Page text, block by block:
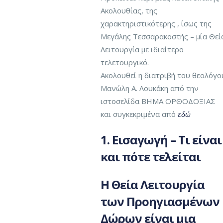
Ακολουθίας, της
χαρακτηριστικότερης , ίσως της
Μεγάλης Τεσσαρακοστής – μία
Λειτουργία με ιδιαίτερο
τελετουργικό.
Ακολουθεί η διατριβή του
Μανώλη Α. Λουκάκη από την
ιστοσελίδα ΒΗΜΑ ΟΡΘΟΔΟΞΙΑΣ
και συγκεκριμένα από εδώ
1. Εισαγωγή – Τι είναι
και πότε τελείται
Η Θεία Λειτουργία
των Προηγιασμένων
Δώρωνείναι μια